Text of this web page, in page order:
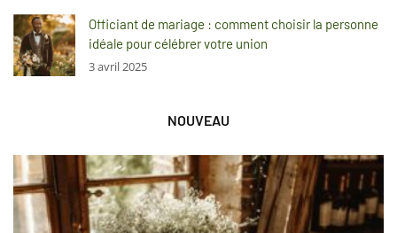
Officiant de mariage : comment choisir la personne
idéale pour célébrer votre union
3 avril 2025
NOUVEAU